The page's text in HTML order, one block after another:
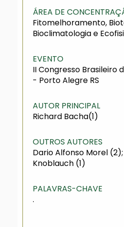
ÁREA DE
Fitomelhoramento,
Bioclimatologia e
EVENTO
II Congresso Brasileiro
- Porto Alegre RS
AUTOR PRINCIPAL
Richard Bacha(1)
OUTROS AUTORES
Dario Alfonso Morel
Knoblauch (1)
PALAVRAS-CHAVE
.